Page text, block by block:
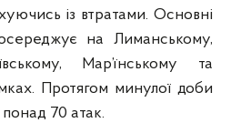
із втратами. Основні
на Лиманському,
Мар’їнському та
Протягом минулої доби
70 атак.